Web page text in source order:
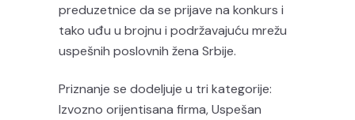
preduzetnice da se prijave na konkurs i
tako uđu u brojnu i podržavajuću mrežu
uspešnih poslovnih žena Srbije.
Priznanje se dodeljuje u tri kategorije:
Izvozno orijentisana firma, Uspešan